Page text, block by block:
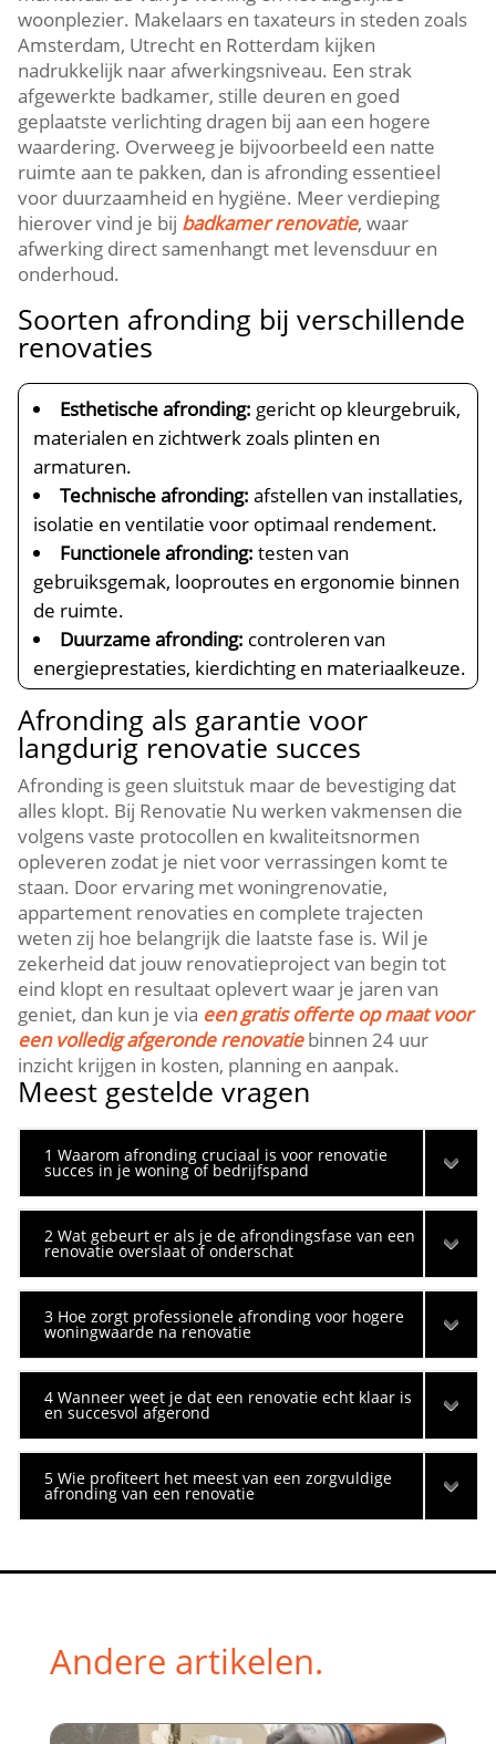
woonplezier.​ Makelaars en taxateurs in steden zoals
Amsterdam, Utrecht en Rotterdam kijken
nadrukkelijk naar afwerkingsniveau.​ Een strak
afgewerkte badkamer, stille deuren en goed
geplaatste verlichting dragen bij aan een hogere
waardering.​ Overweeg je bijvoorbeeld een natte
ruimte aan te pakken, dan is afronding essentieel
voor duurzaamheid en hygiëne.​ Meer verdieping
hierover vind je bij badkamer renovatie, waar
afwerking direct samenhangt met levensduur en
onderhoud.​
Soorten afronding bij verschillende
renovaties
Esthetische afronding: gericht op kleurgebruik,
materialen en zichtwerk zoals plinten en
armaturen.​
Technische afronding: afstellen van installaties,
isolatie en ventilatie voor optimaal rendement.​
Functionele afronding: testen van
gebruiksgemak, looproutes en ergonomie binnen
de ruimte.​
Duurzame afronding: controleren van
energieprestaties, kierdichting en materiaalkeuze.​
Afronding als garantie voor
langdurig renovatie succes
Afronding is geen sluitstuk maar de bevestiging dat
alles klopt.​ Bij Renovatie Nu werken vakmensen die
volgens vaste protocollen en kwaliteitsnormen
opleveren zodat je niet voor verrassingen komt te
staan.​ Door ervaring met woningrenovatie,
appartement renovaties en complete trajecten
weten zij hoe belangrijk die laatste fase is.​ Wil je
zekerheid dat jouw renovatieproject van begin tot
eind klopt en resultaat oplevert waar je jaren van
geniet, dan kun je via een gratis offerte op maat voor
een volledig afgeronde renovatiebinnen 24 uur
inzicht krijgen in kosten, planning en aanpak.​
Meest gestelde vragen
1 Waarom afronding cruciaal is voor renovatie
succes in je woning of bedrijfspand
2 Wat gebeurt er als je de afrondingsfase van een
renovatie overslaat of onderschat
3 Hoe zorgt professionele afronding voor hogere
woningwaarde na renovatie
4 Wanneer weet je dat een renovatie echt klaar is
en succesvol afgerond
5 Wie profiteert het meest van een zorgvuldige
afronding van een renovatie
Andere artikelen.